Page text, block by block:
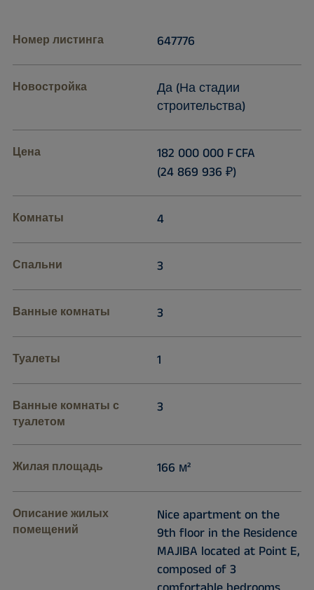
Номер листинга 647776
Новостройка
Да (На стадии
строительства)
Цена
182 000 000 F CFA
(24 869 936 ₽)
Комнаты 4
Спальни 3
Ванные комнаты 3
Туалеты 1
Ванные комнаты с
туалетом
3
Жилая площадь 166 м²
Описание жилых
помещений
Nice apartment on the
9th floor in the Residence
MAJIBA located at Point E,
composed of 3